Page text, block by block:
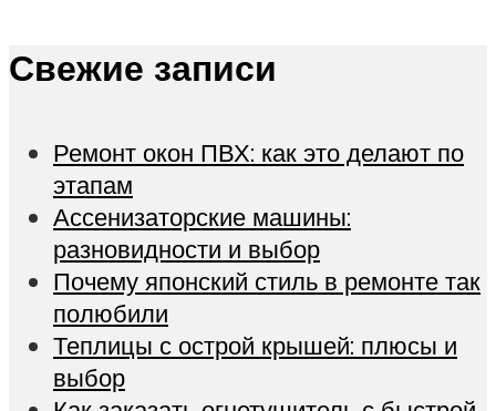
Свежие записи
Ремонт окон ПВХ: как это делают по
этапам
Ассенизаторские машины:
разновидности и выбор
Почему японский стиль в ремонте так
полюбили
Теплицы с острой крышей: плюсы и
выбор